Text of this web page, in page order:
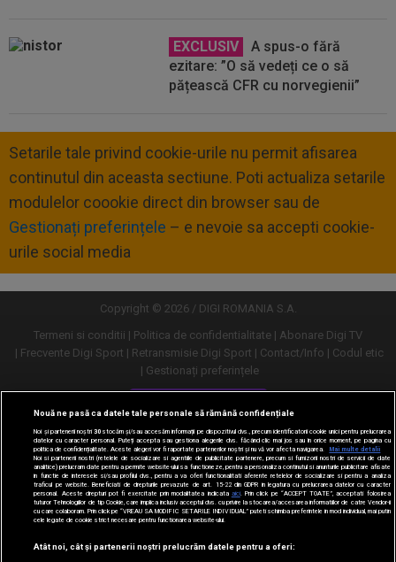
EXCLUSIV
A spus-o fără
ezitare: ”O să vedeți ce o să
pățească CFR cu norvegienii”
Setarile tale privind cookie-urile nu permit afisarea
continutul din aceasta sectiune. Poti actualiza setarile
modulelor coookie direct din browser sau de
Gestionați preferințele – e nevoie sa accepti cookie-
urile social media
Copyright © 2026 / DIGI ROMANIA S.A.
Termeni si conditii
Politica de confidentialitate
Abonare Digi TV
Frecvente Digi Sport
Retransmisie Digi Sport Contact/Info
Codul etic
Gestionați preferințele
Versiune desktop
Nouă ne pasă ca datele tale personale să rămână confidențiale
Noi și partenerii noștri30stocăm și/sau accesăm informații pe dispozitivul dvs., precum identificatorii cookie unici pentru prelucrarea
datelor cu caracter personal. Puteți accepta sau gestiona alegerile dvs. făcând clic mai jos sau în orice moment, pe pagina cu
politica de confidențialitate. Aceste alegeri vor fi raportate partenerilor noștri și nu vă vor afecta navigarea.
Mai multe detalii
Noi si partenerii nostri (retelele de socializare si agentiile de publicitate partenere, precum si furnizorii nostri de servicii de date
analitice) prelucram date pentru a permite website-ului sa functioneze, pentru a personaliza continutul si anunturile publicitare afisate
in functie de interesele si/sau profilul dvs., pentru a va oferi functionalitati aferente retelelor de socializare si pentru a analiza
traficul pe website. Beneficiati de drepturile prevazute de art. 15-22 din GDPR in legatura cu prelucrarea datelor cu caracter
personal. Aceste drepturi pot fi exercitate prin modalitatea indicata aici. Prin click pe “ACCEPT TOATE”, acceptati folosirea
tuturor Tehnologiilor de tip Cookie, care implica inclusiv acceptul dvs. cu privire la stocarea/accesarea informatiilor de catre Vendor-ii
cu care colaboram. Prin click pe “VREAU SA MODIFIC SETARILE INDIVIDUAL” puteti schimba preferintele in mod individual, mai putin
cele legate de cookie strict necesare pentru functionarea website-ului.
Atât noi, cât și partenerii noștri prelucrăm datele pentru a oferi: